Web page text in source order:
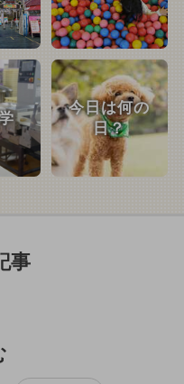
今日は何の
日？
事